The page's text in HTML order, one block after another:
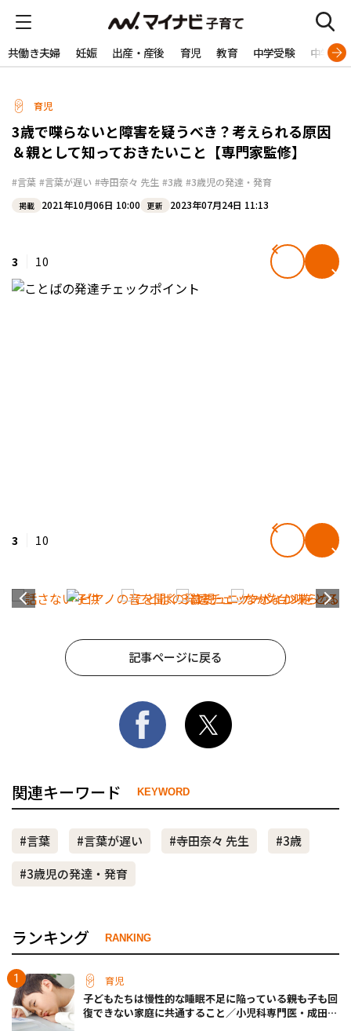
共働き夫婦 妊娠 出産・産後 育児 教育 中学受験 中学生
育児
3歳で喋らないと障害を疑うべき？考えられる原因
＆親として知っておきたいこと【専門家監修】
#言葉 #言葉が遅い #寺田奈々 先生 #3歳 #3歳児の発達・発育
掲載 2021年10月06日 10:00 更新 2023年07月24日 11:13
3 10
3 10
記事ページに戻る
関連キーワード KEYWORD
#言葉 #言葉が遅い #寺田奈々 先生
#3歳
#3歳児の発達・発育
ランキング RANKING
育児
子どもたちは慢性的な睡眠不足に陥っている――親も子も回
復できない家庭に共通すること／小児科専門医・成田奈